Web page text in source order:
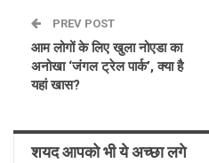
PREV POST
आम लोगों के लिए खुला नोएडा का
अनोखा ‘जंगल ट्रेल पार्क’, क्या है
यहां खास?
शयद आपको भी ये अच्छा लगे